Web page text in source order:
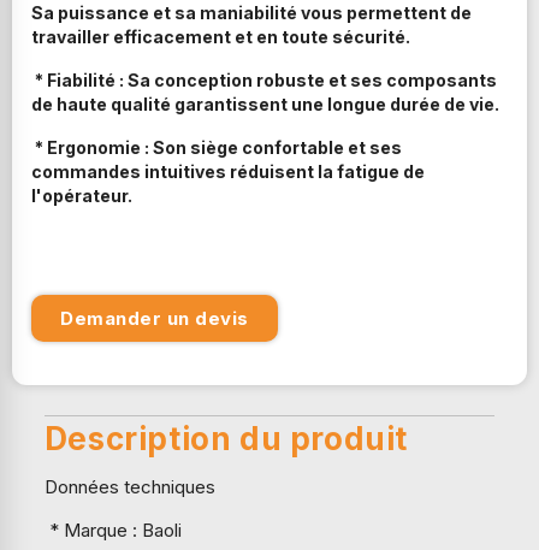
Sa puissance et sa maniabilité vous permettent de
travailler efficacement et en toute sécurité.
* Fiabilité : Sa conception robuste et ses composants
de haute qualité garantissent une longue durée de vie.
* Ergonomie : Son siège confortable et ses
commandes intuitives réduisent la fatigue de
l'opérateur.
Demander un devis
Description du produit
Données techniques
* Marque : Baoli